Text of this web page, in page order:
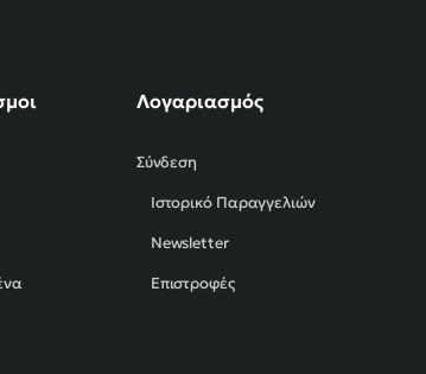
Λογαριασμός
Σύνδεση
Ιστορικό Παραγγελιών
Newsletter
Επιστροφές